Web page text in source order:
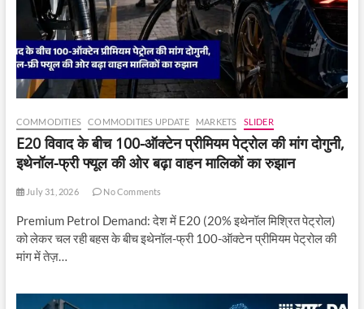
COMMODITIES COMMODITIES UPDATE MARKETS SLIDER
E20 विवाद के बीच 100-ऑक्टेन प्रीमियम पेट्रोल की मांग दोगुनी,
इथेनॉल-फ्री फ्यूल की ओर बढ़ा वाहन मालिकों का रुझान
July 31, 2026 No Comments
Premium Petrol Demand: देश में E20 (20% इथेनॉल मिश्रित पेट्रोल)
को लेकर चल रही बहस के बीच इथेनॉल-फ्री 100-ऑक्टेन प्रीमियम पेट्रोल की
मांग में तेज़…